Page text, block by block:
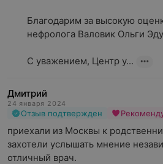
Благодарим за высокую
нефролога Валовик Ольги
С уважением, Центр у...
Дмитрий
24 января 2024
Отзыв подтвержден
приехали из Москвы к
захотели услышать мнение
отличный врач.